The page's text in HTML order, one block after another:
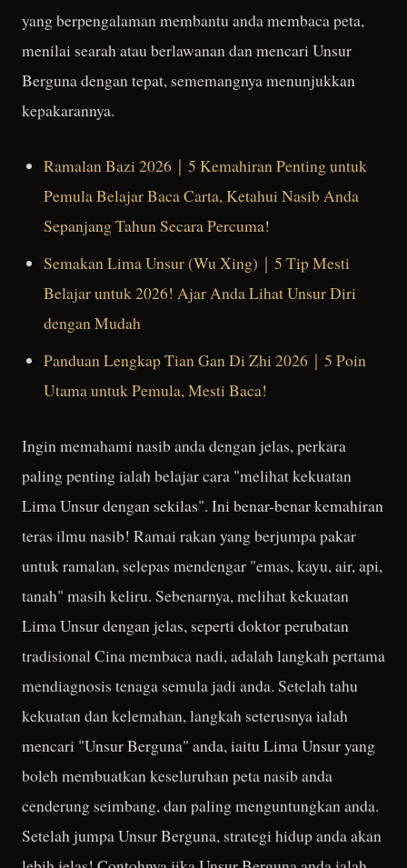
yang berpengalaman membantu anda membaca peta,
menilai searah atau berlawanan dan mencari Unsur
Berguna dengan tepat, sememangnya menunjukkan
kepakarannya.
Ramalan Bazi 2026｜5 Kemahiran Penting untuk
Pemula Belajar Baca Carta, Ketahui Nasib Anda
Sepanjang Tahun Secara Percuma!
Semakan Lima Unsur (Wu Xing)｜5 Tip Mesti
Belajar untuk 2026! Ajar Anda Lihat Unsur Diri
dengan Mudah
Panduan Lengkap Tian Gan Di Zhi 2026｜5 Poin
Utama untuk Pemula, Mesti Baca!
Ingin memahami nasib anda dengan jelas, perkara
paling penting ialah belajar cara "melihat kekuatan
Lima Unsur dengan sekilas". Ini benar-benar kemahiran
teras ilmu nasib! Ramai rakan yang berjumpa pakar
untuk ramalan, selepas mendengar "emas, kayu, air, api,
tanah" masih keliru. Sebenarnya, melihat kekuatan
Lima Unsur dengan jelas, seperti doktor perubatan
tradisional Cina membaca nadi, adalah langkah pertama
mendiagnosis tenaga semula jadi anda. Setelah tahu
kekuatan dan kelemahan, langkah seterusnya ialah
mencari "Unsur Berguna" anda, iaitu Lima Unsur yang
boleh membuatkan keseluruhan peta nasib anda
cenderung seimbang, dan paling menguntungkan anda.
Setelah jumpa Unsur Berguna, strategi hidup anda akan